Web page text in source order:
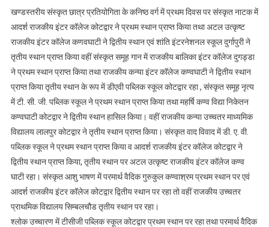
खण्डस्तरीय संस्कृत छात्र प्रतियोगिता के कनिष्ठ वर्ग में प्रथम दिवस पर संस्कृत नाटक में
आदर्श राजकीय इंटर कॉलेज कोटद्वार ने प्रथम स्थान प्राप्त किया तथा अटल उत्कृष्ट
राजकीय इंटर कॉलेज कणवघाटी ने द्वितीय स्थान एवं शांति इंटरनेशनल स्कूल दुर्गापुरी ने
तृतीय स्थान प्राप्त किया वहीं संस्कृत समूह गान में राजकीय बालिका इंटर कॉलेज दुगड्डा
ने प्रथम स्थान प्राप्त किया तथा राजकीय कन्या इंटर कॉलेज कण्वघाटी ने द्वितीय स्थान
प्राप्त किया तृतीय स्थान के रूप में डीएवी पब्लिक स्कूल कोटद्वार रहा , संस्कृत समूह नृत्य
में टी. सी. जी. पब्लिक स्कूल ने प्रथम स्थान प्राप्त किया तथा महर्षि कण्व विद्या निकेतन
कण्वघाटी कोटद्वार ने द्वितीय स्थान हासिल किया। वहीं राजकीय कन्या उच्चतर माध्यमिक
विद्यालय लालपुर कोटद्वार ने तृतीय स्थान प्राप्त किया। संस्कृत वाद विवाद में डी. ए. वी.
पब्लिक स्कूल ने प्रथम स्थान प्राप्त किया व आदर्श राजकीय इंटर कॉलेज कोटद्वार ने
द्वितीय स्थान प्राप्त किया, तृतीय स्थान पर अटल उत्कृष्ट राजकीय इंटर कॉलेज कण्व
घाटी रहा। संस्कृत आशु भाषण में परमार्थ वैदिक गुरुकुल कण्वाश्रम प्रथम स्थान पर एवं
आदर्श राजकीय इंटर कॉलेज कोटद्वार द्वितीय स्थान पर रहा तो वहीं राजकीय उच्चतर
प्राथमिक विद्यालय सिम्बलचौड तृतीय स्थान पर रहा।
श्लोक उच्चारण में टीसीजी पब्लिक स्कूल कोटद्वार प्रथम स्थान पर रहा तथा परमार्थ वैदिक